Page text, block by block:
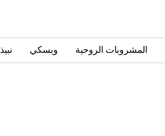
نبيذ ويسكي المشروبات الروحية